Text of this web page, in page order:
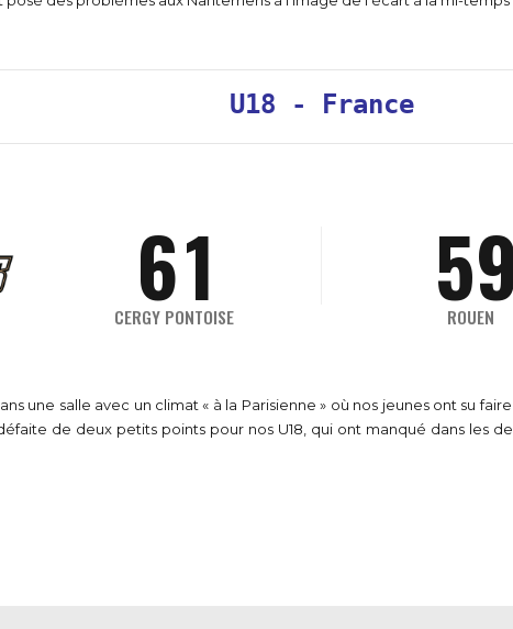
8
9
0
9
0
7
9
0
U18 - France
3
4
6
7
8
1
2
3
CERGY PONTOISE
2
3
5
6
7
7
9
0
ROUEN
une salle avec un climat « à la Parisienne » où nos jeunes ont su
de deux petits points pour nos U18, qui ont manqué dans les